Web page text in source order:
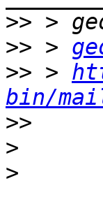
>>
>> >
>> >
bin/
>>
>
>